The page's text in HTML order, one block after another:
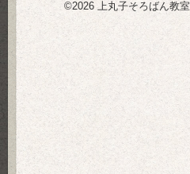
©2026 上丸子そろばん教室